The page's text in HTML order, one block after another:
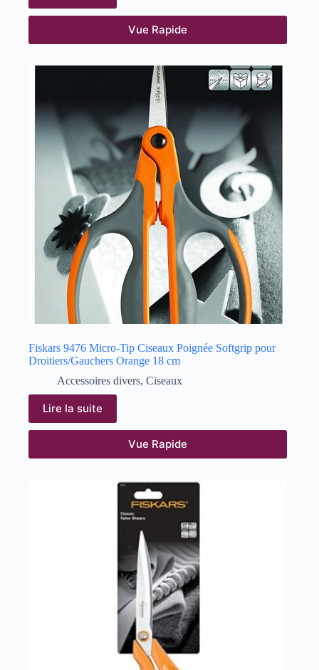
Vue Rapide
Fiskars 9476 Micro-Tip Ciseaux Poignée Softgrip pour
Droitiers/Gauchers Orange 18 cm
Accessoires divers, Ciseaux
Lire la suite
Vue Rapide